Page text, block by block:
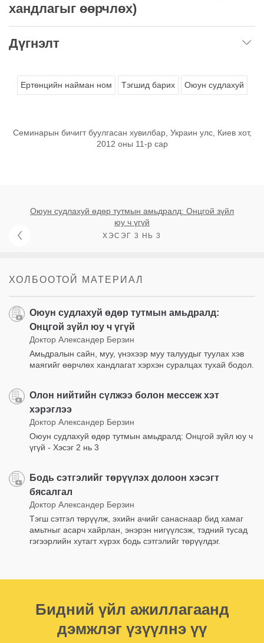
хандлагыг өөрчлөх)
Дүгнэлт
Ертөнцийн найман ном Тэгшид барих Оюун судлахуй
Семинарын бичигт буулгасан хувилбар, Украин улс, Киев хот,
2012 оны 11-р сар
Оюун судлахуй өдөр тутмын амьдралд: Онцгой зүйл
юу ч үгүй
ХЭСЭГ 3 НЬ 3
ХОЛБООТОЙ МАТЕРИАЛ
Оюун судлахуй өдөр тутмын амьдралд:
Онцгой зүйл юу ч үгүй
Доктор Александер Берзин
Амьдралын сайн, муу, үнэхээр муу талуудыг туулах хэв
маягийг өөрчлөх хандлагат хэрхэн суралцах тухай бодол.
Олон нийтийн сүлжээ болон мессеж хэт
хэрэглээ
Доктор Александер Берзин
Оюун судлахуй өдөр тутмын амьдралд: Онцгой зүйл юу ч
үгүй - Хэсэг 2 нь 3
Бодь сэтгэлийг төрүүлэх долоон хэсэгт
бясалгал
Доктор Александер Берзин
Тэгш сэтгэл төрүүлж, эхийн ачийг санаснаар бид хамаг
амьтныг асарч хайрлан, энэрэн нигүүлсэж, тэдний тусад
гэгээрлийн хутагт хүрэх бодь сэтгэлийг төрүүлдэг.
Бидний үйл ажиллагаанд
дэмжлэг үзүүлнэ үү